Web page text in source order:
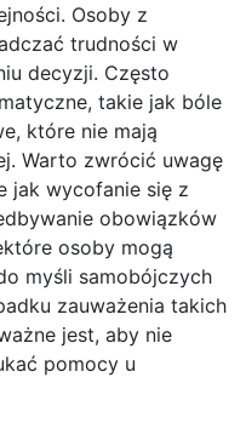
Osoby z
trudności w
decyzji. Często
takie jak bóle
które nie mają
Warto zwrócić uwagę
jak wycofanie się z
obowiązków
osoby mogą
myśli samobójczych
zauważenia takich
jest, aby nie
pomocy u